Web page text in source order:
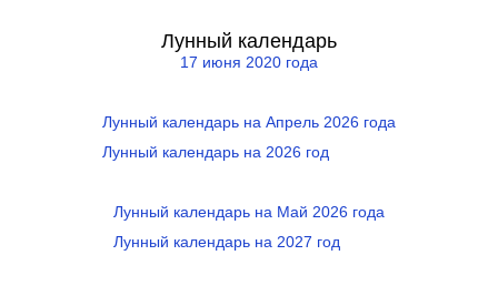
Лунный календарь
17 июня 2020 года
Лунный календарь на Апрель 2026 года
Лунный календарь на 2026 год
Лунный календарь на Май 2026 года
Лунный календарь на 2027 год